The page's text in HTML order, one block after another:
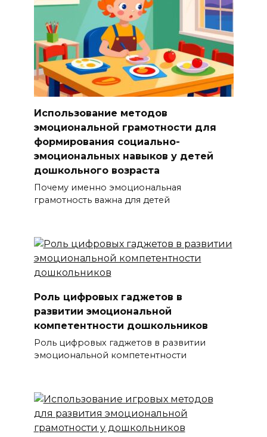
Использование методов
эмоциональной грамотности для
формирования социально-
эмоциональных навыков у детей
дошкольного возраста
Почему именно эмоциональная
грамотность важна для детей
Роль цифровых гаджетов в
развитии эмоциональной
компетентности дошкольников
Роль цифровых гаджетов в развитии
эмоциональной компетентности